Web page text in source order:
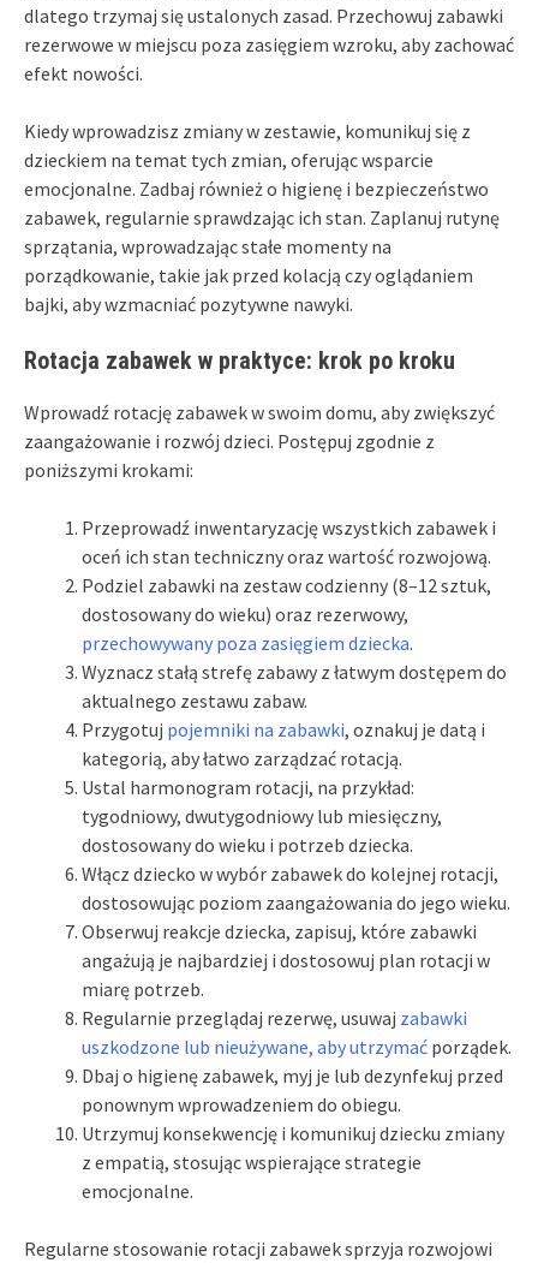
dlatego trzymaj się ustalonych zasad. Przechowuj zabawki
rezerwowe w miejscu poza zasięgiem wzroku, aby zachować
efekt nowości.
Kiedy wprowadzisz zmiany w zestawie, komunikuj się z
dzieckiem na temat tych zmian, oferując wsparcie
emocjonalne. Zadbaj również o higienę i bezpieczeństwo
zabawek, regularnie sprawdzając ich stan. Zaplanuj rutynę
sprzątania, wprowadzając stałe momenty na
porządkowanie, takie jak przed kolacją czy oglądaniem
bajki, aby wzmacniać pozytywne nawyki.
Rotacja zabawek w praktyce: krok po kroku
Wprowadź rotację zabawek w swoim domu, aby zwiększyć
zaangażowanie i rozwój dzieci. Postępuj zgodnie z
poniższymi krokami:
Przeprowadź inwentaryzację wszystkich zabawek i
oceń ich stan techniczny oraz wartość rozwojową.
Podziel zabawki na zestaw codzienny (8–12 sztuk,
dostosowany do wieku) oraz rezerwowy,
przechowywany poza zasięgiem dziecka.
Wyznacz stałą strefę zabawy z łatwym dostępem do
aktualnego zestawu zabaw.
Przygotuj pojemniki na zabawki, oznakuj je datą i
kategorią, aby łatwo zarządzać rotacją.
Ustal harmonogram rotacji, na przykład:
tygodniowy, dwutygodniowy lub miesięczny,
dostosowany do wieku i potrzeb dziecka.
Włącz dziecko w wybór zabawek do kolejnej rotacji,
dostosowując poziom zaangażowania do jego wieku.
Obserwuj reakcje dziecka, zapisuj, które zabawki
angażują je najbardziej i dostosowuj plan rotacji w
miarę potrzeb.
Regularnie przeglądaj rezerwę, usuwaj zabawki
uszkodzone lub nieużywane, aby utrzymać porządek.
Dbaj o higienę zabawek, myj je lub dezynfekuj przed
ponownym wprowadzeniem do obiegu.
Utrzymuj konsekwencję i komunikuj dziecku zmiany
z empatią, stosując wspierające strategie
emocjonalne.
Regularne stosowanie rotacji zabawek sprzyja rozwojowi